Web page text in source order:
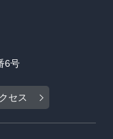
6号
セス